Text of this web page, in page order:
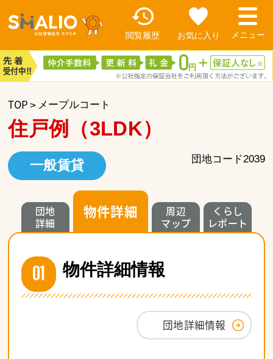
閲覧履歴 お気に入り
TOP メープルコート
住戸例（3LDK）
一般賃貸 団地コード2039
団地
詳細
物件詳細
周辺
マップ
くらし
レポート
01 物件詳細情報
団地詳細情報